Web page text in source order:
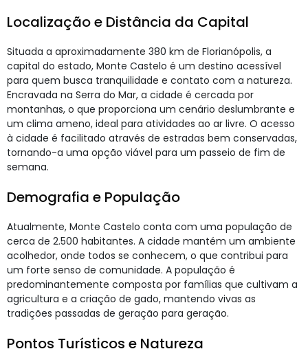
Localização e Distância da Capital
Situada a aproximadamente 380 km de Florianópolis, a
capital do estado, Monte Castelo é um destino acessível
para quem busca tranquilidade e contato com a natureza.
Encravada na Serra do Mar, a cidade é cercada por
montanhas, o que proporciona um cenário deslumbrante e
um clima ameno, ideal para atividades ao ar livre. O acesso
à cidade é facilitado através de estradas bem conservadas,
tornando-a uma opção viável para um passeio de fim de
semana.
Demografia e População
Atualmente, Monte Castelo conta com uma população de
cerca de 2.500 habitantes. A cidade mantém um ambiente
acolhedor, onde todos se conhecem, o que contribui para
um forte senso de comunidade. A população é
predominantemente composta por famílias que cultivam a
agricultura e a criação de gado, mantendo vivas as
tradições passadas de geração para geração.
Pontos Turísticos e Natureza